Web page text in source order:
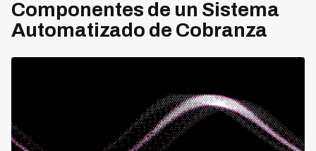
Componentes de un Sistema
Automatizado de Cobranza